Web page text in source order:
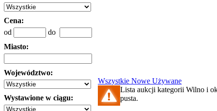
Cena:
od
do
Miasto:
Województwo:
Wystawione w ciągu:
Wszystkie Nowe Używane
Lista aukcji kategorii Wilno i
pusta.